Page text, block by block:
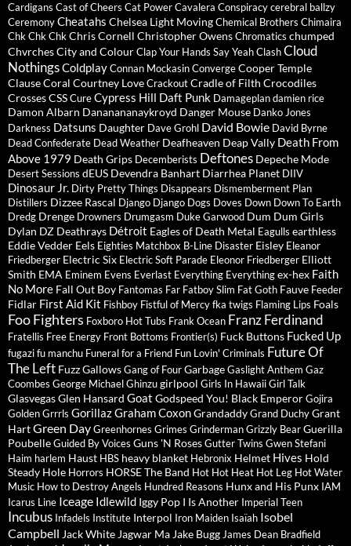
Cardigans Cast of Cheers Cat PowerCavalera Conspiracycerebral ballzy
CeremonyCheatahs Chelsea Light MovingChemical Brothers Chimaira
Chk Chk ChkChris Cornell Christopher OwensChromatics chumped
ChvrchesCity and ColourClap Your Hands Say YeahClashCloud
NothingsColdplayConnan MockasinConvergeCooper Temple
ClauseCoral Courtney LoveCrackoutCradle of Filth Crocodiles
CrossesCSSCureCypress Hill Daft Punk Damageplandamien rice
Damon Albarn Dananananaykroyd Danger Mouse Danko Jones
Darkness Datsuns Daughter Dave Grohl David Bowie David Byrne
Dead Confederate Dead Weather Deafheaven Deap Vally Death From
Above 1979 Death Grips Decemberists Deftones Depeche Mode
Desert Sessions dEUS Devendra Banhart Diarrhea Planet DIIV
Dinosaur Jr. Dirty Pretty Things Disappears Dismemberment Plan
Distillers Dizzee Rascal Django Django Dogs Doves Down Down To Earth
Dredg Drenge Drowners Drumgasm Duke Garwood Dum Dum Girls
Dylan DZ Deathrays Détroit Eagles of Death Metal Eagulls earthless
Eddie Vedder Eels Eighties Matchbox B-Line Disaster Eisley Eleanor
Friedberger Electric Six Electric Soft Parade Eleonor Friedberger Elliott
Smith EMA Eminem Evens Everlast Everything Everythingex-hex Faith
No More Fall Out Boy Fantomas Far Fatboy Slim Fat Goth Fauve Feeder
Fidlar First Aid Kit Fishboy Fistful of Mercyfka twigs Flaming Lips Foals
Foo Fighters Foxboro Hot Tubs Frank Ocean Franz Ferdinand
Fratellis Free Energy Front Bottoms Frontier(s) Fuck Buttons Fucked Up
fugazifu manchu Funeral for a Friend Fun Lovin' Criminals Future Of
The Left FuzzGallowsGang of FourGarbageGaslight Anthem Gaz
Coombes George MichaelGhinzugirlpool Girls In HawaiiGirl Talk
GlasvegasGlen Hansard Goat Godspeed You! Black EmperorGojira
Golden Grrrls GorillazGraham CoxonGrandaddyGrand DuchyGrant
HartGreen DayGreenhornes Grimes GrindermanGrizzly BearGuerilla
PoubelleGuided By Voices Guns 'N RosesGutter Twins Gwen Stefani
Haim harlem Haust HBS heavy blanket Hebronix Helmet Hives Hold
Steady Hole Horrors HORSE The Band Hot Hot Heat Hot Leg Hot Water
Music How to Destroy Angels Hundred Reasons Hunx and His Punx IAM
Icarus Line Iceage Idlewild Iggy Pop I Is Another Imperial Teen
Incubus Infadels Institute Interpol Iron Maiden Isaïah Isobel
Campbell Jack White Jagwar Ma Jake Bugg James Dean Bradfield